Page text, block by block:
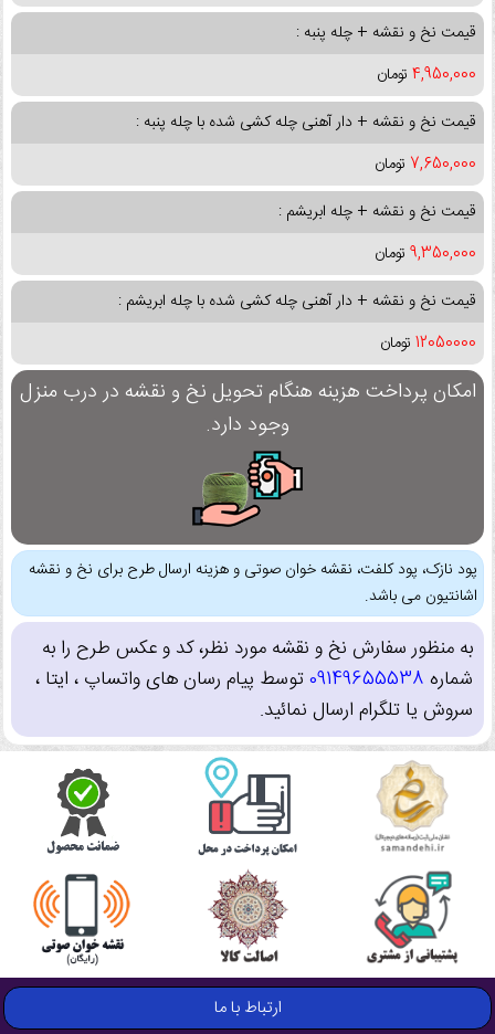
قیمت نخ و نقشه + چله پنبه :
4,950,000 تومان
قیمت نخ و نقشه + دار آهنی چله کشی شده با چله پنبه :
7,650,000 تومان
قیمت نخ و نقشه + چله ابریشم :
9,350,000 تومان
قیمت نخ و نقشه + دار آهنی چله کشی شده با چله ابریشم :
12050000 تومان
امکان پرداخت هزینه هنگام تحویل نخ و نقشه در درب منزل
وجود دارد.
پود نازک، پود کلفت، نقشه خوان صوتی و هزینه ارسال طرح برای نخ و نقشه
اشانتیون می باشد.
به منظور سفارش نخ و نقشه مورد نظر، کد و عکس طرح را به
شماره 09149655538توسط پیام رسان های واتساپ ، ایتا ،
سروش یا تلگرام ارسال نمائید.
ارتباط با ما